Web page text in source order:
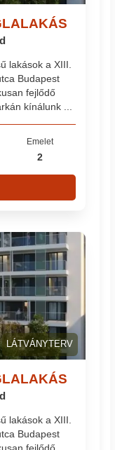
lakások a XIII.
Budapest
fejlődő
kínálunk ...
Emelet
2
LÁTVÁNYTERV
lakások a XIII.
Budapest